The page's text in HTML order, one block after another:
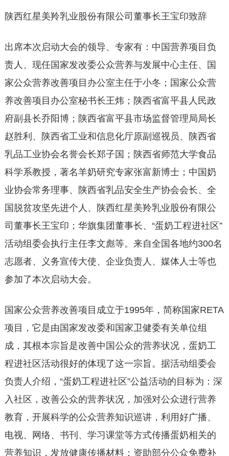
陕西红星美羚乳业股份有限公司董事长王宝印致辞
出席本次启动大会的领导、专家有：中国营养项目负
责人、现任国家发改委公众营养与发展中心主任、国
家公众营养改善项目办公室主任于小冬；国家公众营
养改善项目办公室秘书长王炜；陕西省富平县人民政
府副县长乔阳博；陕西省富平县市场监督管理局局长
赵胜利、陕西省工业和信息化厅原副巡视员、陕西省
乳品工业协会名誉会长郑子国；陕西省师范大学食品
科学系教授，著名羊奶研究专家张富新博士；中国奶
业协会常务理事、陕西省乳品安全生产协会会长、全
国脱贫攻坚先进个人、陕西红星美羚乳业股份有限公
司董事长王宝印；华旗集团董事长、“蛋奶工程进社区”
活动组委会执行主任李文彪等。来自全国各地约300名
志愿者、义务宣传大使、企业负责人、媒体人士等也
参加了本次启动大会。
国家公众营养改善项目成立于1995年，简称国家RETA
项目，它是由国家发改委和国家卫健委有关单位组
成，其根本宗旨是改善中国公众的营养状况，蛋奶工
程进社区活动很好的体现了这一宗旨。据活动组委会
负责人介绍，“蛋奶工程进社区”公益活动的目标为：深
入社区，改善公众的营养状况，加强对公众进行营养
教育，开展科学的公众营养知识巡讲，利用好广播、
电视、网络、书刊、学习课堂等方式传播蛋奶相关的
营养知识，发放健康传播材料；资助部分公众免费补